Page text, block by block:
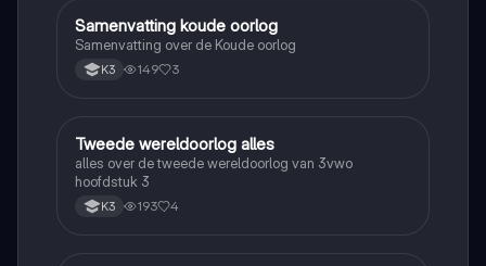
Geschiedenis
Samenvatting koude oorlog
Samenvatting over de Koude oorlog
K3 149 3
Geschiedenis
Tweede wereldoorlog alles
alles over de tweede wereldoorlog van 3vwo
hoofdstuk 3
K3 193 4